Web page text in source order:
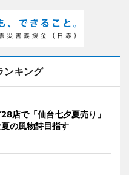
ンキング
店で「仙台七夕夏売り」
の風物詩目指す